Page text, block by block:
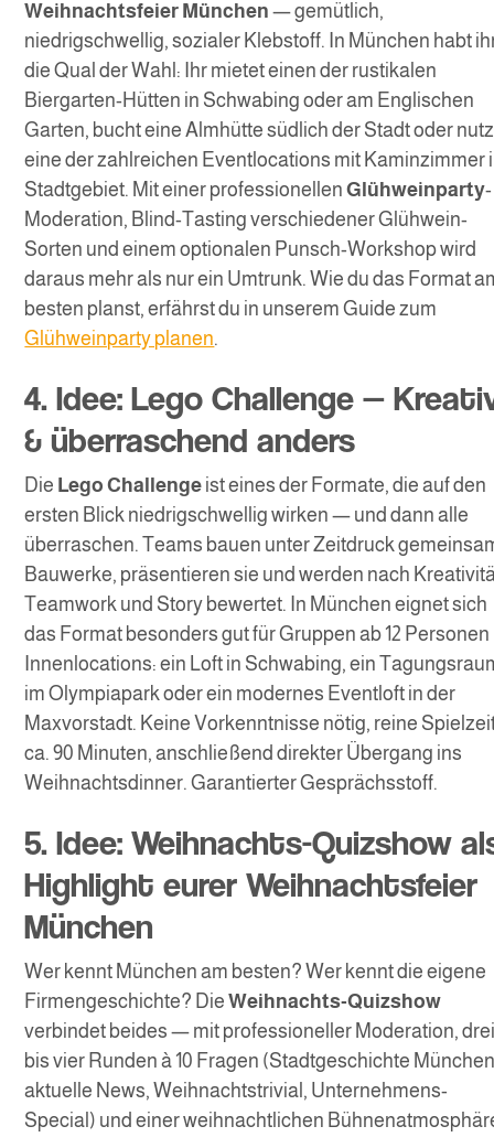
Weihnachtsfeier München — gemütlich,
niedrigschwellig, sozialer Klebstoff. In München habt
die Qual der Wahl: Ihr mietet einen der rustikalen
Biergarten-Hütten in Schwabing oder am Englischen
Garten, bucht eine Almhütte südlich der Stadt oder
eine der zahlreichen Eventlocations mit Kaminzimmer
Stadtgebiet. Mit einer professionellenGlühweinparty-
Moderation, Blind-Tasting verschiedener Glühwein-
Sorten und einem optionalen Punsch-Workshop wird
daraus mehr als nur ein Umtrunk. Wie du das Format
besten planst, erfährst du in unserem Guide zum
Glühweinparty planen.
4. Idee: Lego Challenge —
& überraschend anders
Die Lego Challenge ist eines der Formate, die auf den
ersten Blick niedrigschwellig wirken — und dann alle
überraschen. Teams bauen unter Zeitdruck
Bauwerke, präsentieren sie und werden nach
Teamwork und Story bewertet. In München eignet sich
das Format besonders gut für Gruppen ab 12 Personen
Innenlocations: ein Loft in Schwabing, ein
im Olympiapark oder ein modernes Eventloft in der
Maxvorstadt. Keine Vorkenntnisse nötig, reine
ca. 90 Minuten, anschließend direkter Übergang ins
Weihnachtsdinner. Garantierter Gesprächsstoff.
5. Idee: Weihnachts-Quizshow
Highlight eurer Weihnachtsfeier
München
Wer kennt München am besten? Wer kennt die eigene
Firmengeschichte? DieWeihnachts-Quizshow
verbindet beides — mit professioneller Moderation,
bis vier Runden à 10 Fragen (Stadtgeschichte
aktuelle News, Weihnachtstrivial, Unternehmens-
Special) und einer weihnachtlichen